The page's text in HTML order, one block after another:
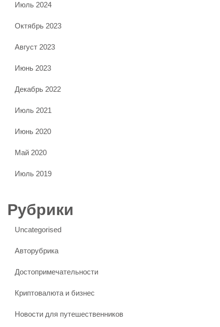
Июль 2024
Октябрь 2023
Август 2023
Июнь 2023
Декабрь 2022
Июль 2021
Июнь 2020
Май 2020
Июль 2019
Рубрики
Uncategorised
Авторубрика
Достопримечательности
Криптовалюта и бизнес
Новости для путешественников